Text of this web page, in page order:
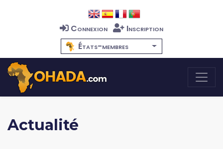
Connexion
Inscription
États-membres
Actualité